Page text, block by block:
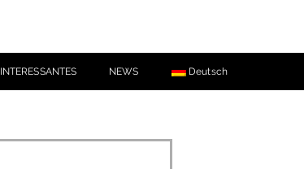
INTERESSANTES NEWS Deutsch